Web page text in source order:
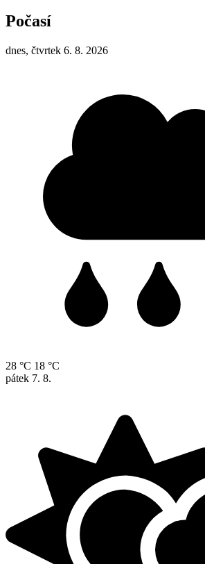
Počasí
dnes, čtvrtek 6. 8. 2026
28 °C 18 °C
pátek 7. 8.